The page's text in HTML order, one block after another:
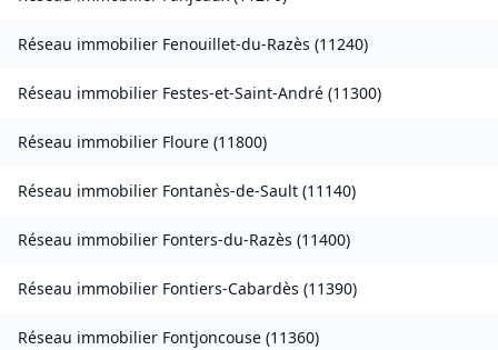
Réseau immobilier Fenouillet-du-Razès (11240)
Réseau immobilier Festes-et-Saint-André (11300)
Réseau immobilier Floure (11800)
Réseau immobilier Fontanès-de-Sault (11140)
Réseau immobilier Fonters-du-Razès (11400)
Réseau immobilier Fontiers-Cabardès (11390)
Réseau immobilier Fontjoncouse (11360)